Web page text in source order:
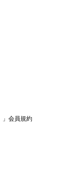
」会員規約